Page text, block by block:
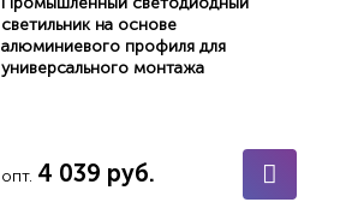
светильник на основе
алюминиевого профиля для
универсального монтажа
опт. 4 039 руб.